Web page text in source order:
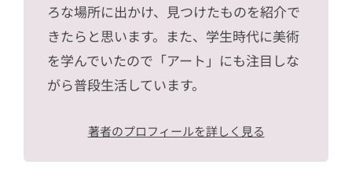
ろな場所に出かけ、見つけたものを紹介で
きたらと思います。また、学生時代に美術
を学んでいたので「アート」にも注目しな
がら普段生活しています。
著者のプロフィールを詳しく見る